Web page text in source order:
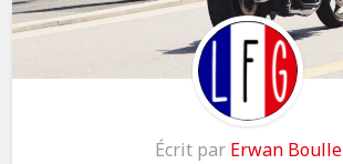
Écrit par Erwan Boulle